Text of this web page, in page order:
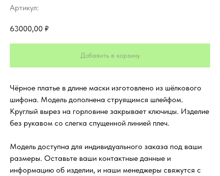
Артикул:
63000,00 ₽
Добавить в корзину
Чёрное платье в длине маски изготовлено из шёлкового
шифона. Модель дополнена струящимся шлейфом.
Круглый вырез на горловине закрывает ключицы. Изделие
без рукавом со слегка спущенной линией плеч.
Модель доступна для индивидуального заказа под ваши
размеры. Оставьте ваши контактные данные и
информацию об изделии, и наши менеджеры свяжутся с